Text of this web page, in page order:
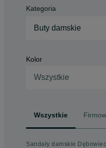
Kategoria
Buty damskie
Kolor
Wszystkie
Wszystkie
Sandały damskie Dębowiec